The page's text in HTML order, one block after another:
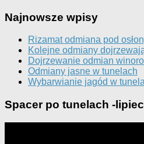
Najnowsze wpisy
Rizamat odmiana pod
Kolejne odmiany
Dojrzewanie odmian
Odmiany jasne w tunelach
Wybarwianie jagód w
Spacer po tunelach -